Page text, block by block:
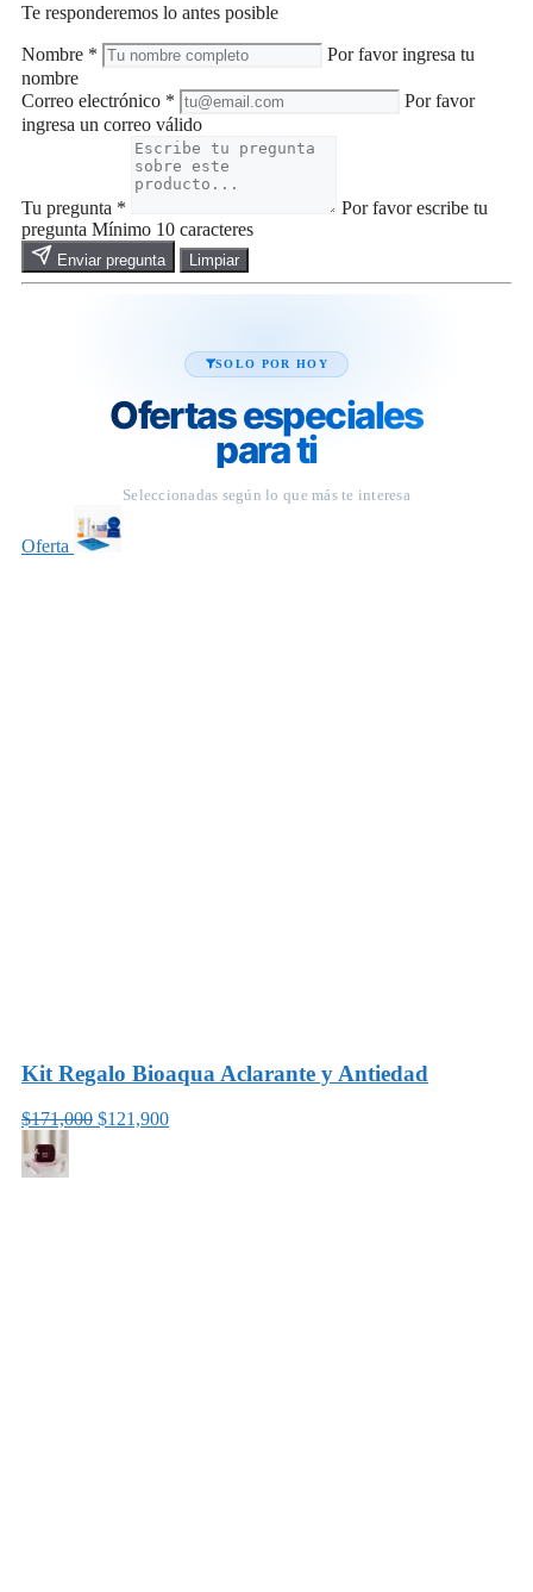
Te responderemos lo antes posible
Nombre *
Por favor ingresa tu
nombre
Correo electrónico *
Por favor
ingresa un correo válido
Tu pregunta *
Por favor escribe tu
pregunta Mínimo 10 caracteres
Enviar pregunta Limpiar
SOLO POR HOY
Ofertas especiales
para ti
Seleccionadas según lo que más te interesa
Oferta
Kit Regalo Bioaqua Aclarante y Antiedad
$171,000 $121,900